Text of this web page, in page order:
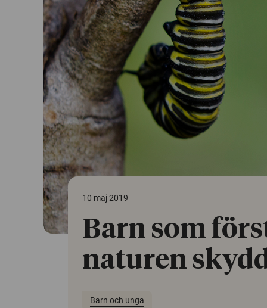
10 maj 2019
Barn som
naturen
Barn och unga